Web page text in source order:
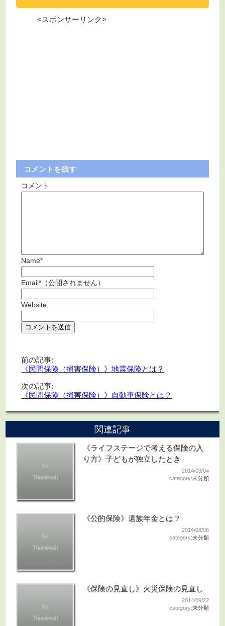
<スポンサーリンク>
コメントを残す
コメント
Name*
Email* （公開されません）
Website
前の記事:
《民間保険（損害保険）》地震保険とは？
次の記事:
《民間保険（損害保険）》自動車保険とは？
関連記事
《ライフステージで考える保険の入
り方》子どもが独立したとき
2014/09/04
category:未分類
《公的保険》遺族年金とは？
2014/08/06
category:未分類
《保険の見直し》火災保険の見直し
2014/09/22
category:未分類